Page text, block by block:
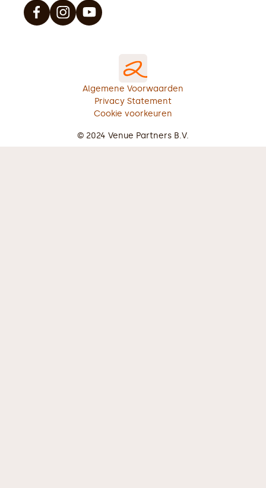
Algemene Voorwaarden
Privacy Statement
Cookie voorkeuren
© 2024 Venue Partners B.V.